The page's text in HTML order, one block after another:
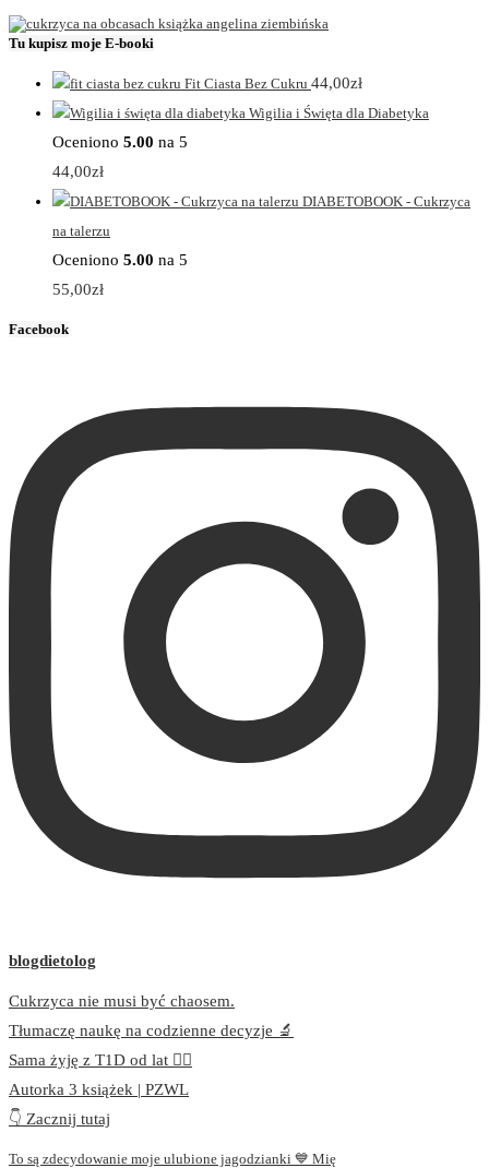
Tu kupisz moje E-booki
Fit Ciasta Bez Cukru 44,00zł
Wigilia i Święta dla Diabetyka
Oceniono 5.00 na 5
44,00zł
DIABETOBOOK - Cukrzyca
na talerzu
Oceniono 5.00 na 5
55,00zł
Facebook
blogdietolog
Cukrzyca nie musi być chaosem.
Tłumaczę naukę na codzienne decyzje 🔬
Sama żyję z T1D od lat 👩‍⚕️
Autorka 3 książek | PZWL
👇 Zacznij tutaj
To są zdecydowanie moje ulubione jagodzianki 💙 Mię